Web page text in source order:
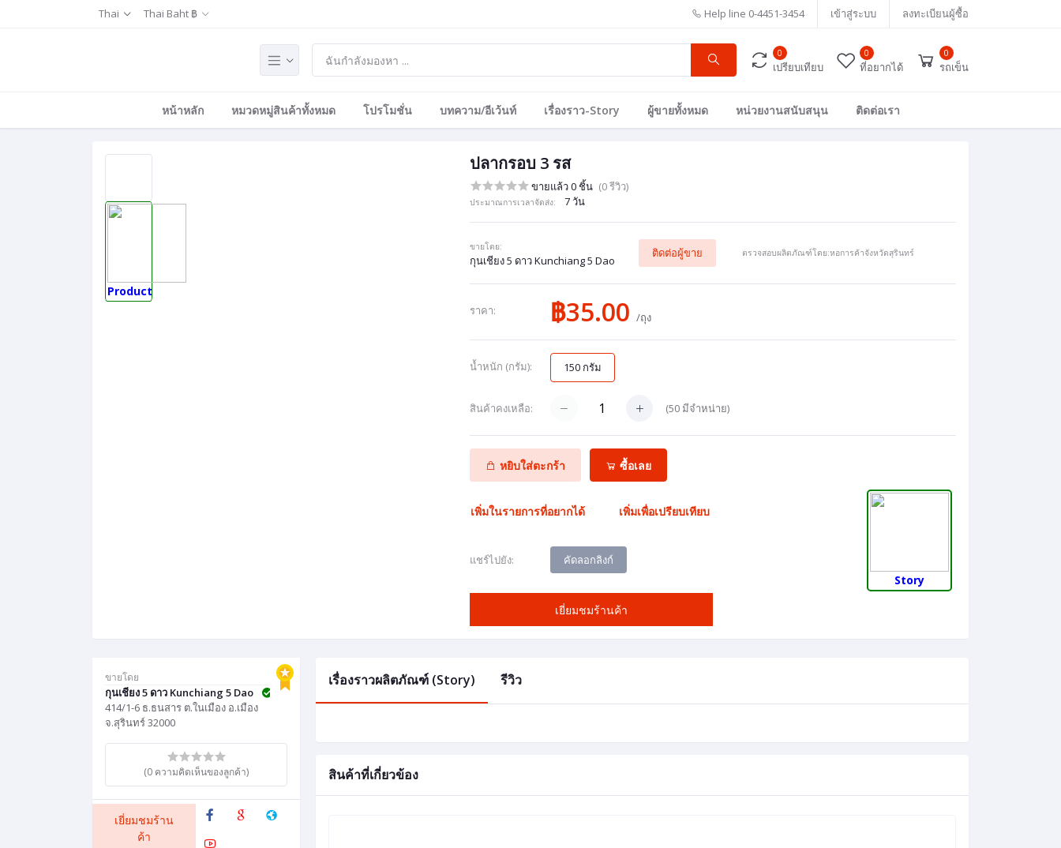
Thai Thai Baht ฿ Help line 0-4451-3454 เข้าสู่ระบบ ลงทะเบียนผู้ซื้อ
0
เปรียบเทียบ
0
ที่อยากได้
0
รถเข็น
หน้าหลัก หมวดหมู่สินค้าทั้งหมด โปรโมชั่น บทความ/อีเว้นท์ เรื่องราว-Story ผู้ขายทั้งหมด หน่วยงานสนับสนุน ติดต่อเรา
Product
ปลากรอบ 3 รส
ขายแล้ว 0 ชิ้น (0 รีวิว)
ประมาณการเวลาจัดส่ง: 7 วัน
ขายโดย:
กุนเชียง 5 ดาว Kunchiang 5 Dao
ติดต่อผู้ขาย ตรวจสอบผลิตภัณฑ์โดย:หอการค้าจังหวัดสุรินทร์
ราคา: ฿35.00/ถุง
น้ำหนัก (กรัม): 150 กรัม
สินค้าคงเหลือ: (50มีจำหน่าย)
หยิบใส่ตะกร้า ซื้อเลย
เพิ่มในรายการที่อยากได้ เพิ่มเพื่อเปรียบเทียบ
แชร์ไปยัง: คัดลอกลิงก์
เยี่ยมชมร้านค้า
Story
ขายโดย
กุนเชียง 5 ดาว Kunchiang 5 Dao
414/1-6 ธ.ธนสาร ต.ในเมือง อ.เมือง
จ.สุรินทร์ 32000
(0 ความคิดเห็นของลูกค้า)
เยี่ยมชมร้าน
ค้า
เรื่องราวผลิตภัณฑ์ (Story) รีวิว
สินค้าที่เกี่ยวข้อง